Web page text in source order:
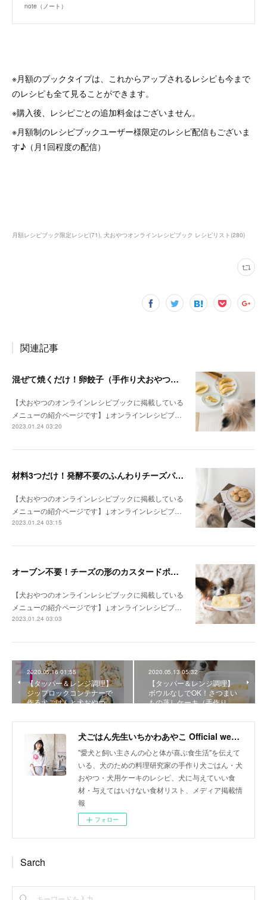
note（ノート）
※月額のブックタイプは、これからアップされるレシピも今まで
のレシピも全て見ることができます。
※購入後、レシピごとの追加料金はございません。
※月額制のレシピブックユーザー様限定のレシピ配信もございま
す♪（月1回程度の配信）
月額レシピブック限定レシピ(71) 犬おやつオンラインレシピブック レシピリスト(280)
関連記事
混ぜて焼くだけ！卵餃子（手作り犬おやつレシピ）
【犬おやつのオンラインレシピブックに掲載している
メニューの紹介ページです】↓オンラインレシピブ…
2023.01.24 03:20
材料3つだけ！発酵不要のふんわりチーズパン（手作り犬おやつレシピ）
【犬おやつのオンラインレシピブックに掲載している
メニューの紹介ページです】↓オンラインレシピブ…
2023.01.24 03:15
オーブン不要！チーズの形のカスタードポテトケーキ（手作り犬おやつレシピ）
【犬おやつのオンラインレシピブックに掲載している
メニューの紹介ページです】↓オンラインレシピブ…
2023.01.24 03:03
2020.05.16 01:55
【タッパー＆レンジ調理】
ジップロックコンテナーで
作る犬ごはんと犬おやつ…
2020.05.13 05:32
【タッパー＆レンジ調理】
ボウルなしでOK！さつまい
もの蒸しケーキ（手作り…
犬ごはん先生いちかわあやこ Official web site
"愛犬と飼い主さんの心と体が喜ぶ食生活"を伝えて
いる、犬のための料理研究家の手作り犬ごはん・犬
おやつ・犬用ケーキのレシピ、犬に与えていい食
材・与えてはいけない食材リスト、メディア掲載情
報
フォロー
Sarch